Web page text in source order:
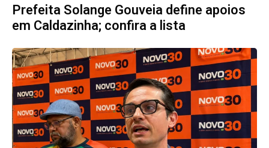
Prefeita Solange Gouveia define apoios
em Caldazinha; confira a lista